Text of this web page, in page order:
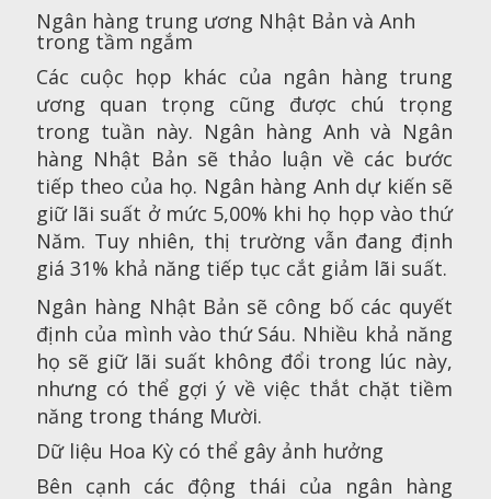
Ngân hàng trung ương Nhật Bản và Anh
trong tầm ngắm
Các cuộc họp khác của ngân hàng trung
ương quan trọng cũng được chú trọng
trong tuần này. Ngân hàng Anh và Ngân
hàng Nhật Bản sẽ thảo luận về các bước
tiếp theo của họ. Ngân hàng Anh dự kiến sẽ
giữ lãi suất ở mức 5,00% khi họ họp vào thứ
Năm. Tuy nhiên, thị trường vẫn đang định
giá 31% khả năng tiếp tục cắt giảm lãi suất.
Ngân hàng Nhật Bản sẽ công bố các quyết
định của mình vào thứ Sáu. Nhiều khả năng
họ sẽ giữ lãi suất không đổi trong lúc này,
nhưng có thể gợi ý về việc thắt chặt tiềm
năng trong tháng Mười.
Dữ liệu Hoa Kỳ có thể gây ảnh hưởng
Bên cạnh các động thái của ngân hàng